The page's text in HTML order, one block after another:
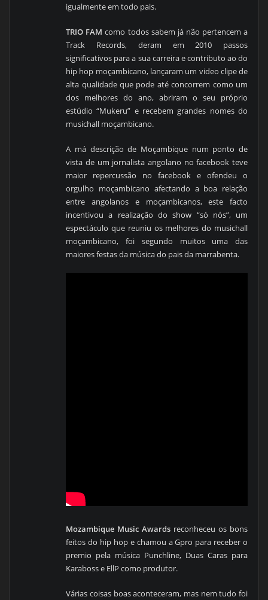
igualmente em todo pais.
TRIO FAM como todos sabem já não pertencem a
Track Records, deram em 2010 passos
significativos para a sua carreira e contributo ao do
hip hop moçambicano, lançaram um video clipe de
alta qualidade que pode até concorrem como um
dos melhores do ano, abriram o seu próprio
estúdio “Mukeru” e recebem grandes nomes do
musichall moçambicano.
A má descrição de Moçambique num ponto de
vista de um jornalista angolano no facebook teve
maior repercussão no facebook e ofendeu o
orgulho moçambicano afectando a boa relação
entre angolanos e moçambicanos, este facto
incentivou a realização do show “só nós”, um
espectáculo que reuniu os melhores do musichall
moçambicano, foi segundo muitos uma das
maiores festas da música do pais da marrabenta.
Mozambique Music Awards reconheceu os bons
feitos do hip hop e chamou a Gpro para receber o
premio pela música Punchline, Duas Caras para
Karaboss e EllP como produtor.
Várias coisas boas aconteceram, mas nem tudo foi